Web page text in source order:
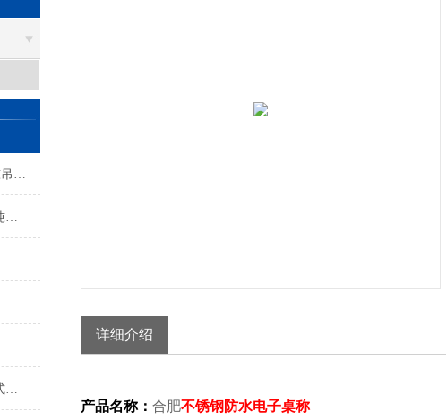
杭锦后旗30T汽车衡（香坊60吨吊秤）呼伦贝尔地磅）双城15T地磅维修
江苏30吨地磅，50吨地磅，80吨地磅，100吨地磅价格及报价
金山无人值守地磅（亭林便携式汽车衡）马桥电子秤）廊下地磅维修
详细介绍
产品名称： 合肥不锈钢防水电子桌称